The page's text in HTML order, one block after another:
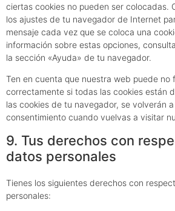
ciertas cookies no pueden ser colocadas.
los ajustes de tu navegador de Internet
mensaje cada vez que se coloca una
información sobre estas opciones,
la sección «Ayuda» de tu navegador.
Ten en cuenta que nuestra web puede no
correctamente si todas las cookies están
las cookies de tu navegador, se volverán
consentimiento cuando vuelvas a visitar
9. Tus derechos con
datos personales
Tienes los siguientes derechos con
personales: